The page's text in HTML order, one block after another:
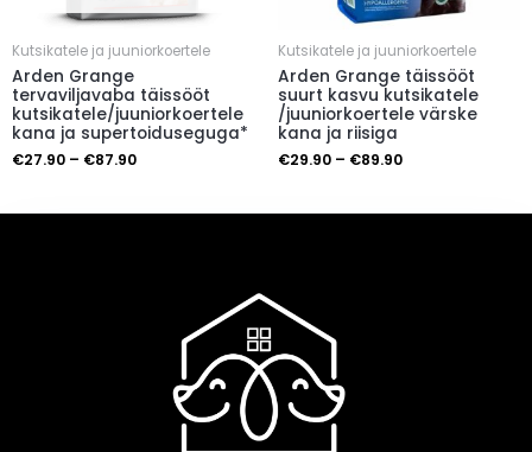
Kutsikatele ja juuniorkoertele
Arden Grange
tervaviljavaba täissööt
kutsikatele/juuniorkoertele
kana ja supertoiduseguga*
€27.90 – €87.90
Kutsikatele ja juuniorkoertele
Arden Grange täissööt
suurt kasvu kutsikatele
/juuniorkoertele värske
kana ja riisiga
€29.90 – €89.90